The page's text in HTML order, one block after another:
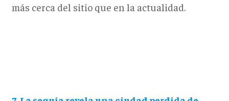
más cerca del sitio que en la actualidad.